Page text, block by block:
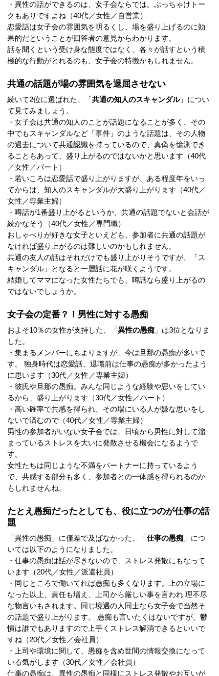
・異性の話ができるのは、女子会ならでは。ぶっちゃけトー
クもありですよね（40代／女性／自営業）
恋愛話は女子会の雰囲気を明るくし、場を盛り上げるのに効
果的だということが回答者の意見からわかります。
話を聞くという受け身な態度ではなく、各々が話すという積
極的な行動がとれるのも、女子会の特徴かもしれません。
共通の話題が場の雰囲気を退屈させない
続いて2位に選ばれた、「 共通の知人のスキャンダル」につい
て見てみましょう。
・女子会は共通の知人のことが話題になることが多く、その
中でもスキャンダルなど「事件」のような話題は、その人物
の過去について共通認識を持っているので、真偽を憶測でき
ることもあって、盛り上がるのではないかと思います（40代
／女性／パート）
・若いころは恋愛話で盛り上がりますが、ある程度年をいっ
てからは、知人のスキャンダルが大盛り上がります（40代／
女性／専業主婦）
・噂話が1番盛り上がるというか、共通の話題でないと会話が
続かなそう（40代／女性／専門職）
おしゃべりが好きな女子といえども、参加者に共通の話題が
なければ盛り上がるのは難しいのかもしれません。
共通の友人の話はそれだけでも盛り上がりそうですが、「ス
キャンダル」となると一層話に花が咲くようです。
結婚してママになった女性たちでも、噂話なら盛り上がるの
ではないでしょうか。
女子会の定番？！男性に対する愚痴
およそ10％の女性が支持した、「 異性の愚痴 」は3位となりま
した。
・集まるメンバーにもよりますが、今は旦那の愚痴が多いで
す。 独身時代は恋愛話、退職前は仕事の愚痴が多かったよう
に思います（30代／女性／専業主婦）
・彼氏や旦那の愚痴。みんな同じような経験や思いをしてい
るから、盛り上がります（30代／女性／パート）
・高い確率で共感を得られ、その場にいる人が嫌な思いをし
ないで済むので（40代／女性／専業主婦）
男性の参加者がいない女子会では、日頃から男性に対して溜
まっているストレスを大いに発散させる機会になるようで
す。
女性たちは同じような不満をパートナーに持っているよう
で、共感する部分も多く、参加者との一体感を得られるのか
もしれませんね。
たとえ愚痴だったとしても、役に立つのが仕事の話
題
「異性の愚痴」に僅差で及ばなかった、「 仕事の愚痴 」につ
いては以下のようになりました。
・仕事の愚痴は話が尽きないので、ストレス発散にもなって
います（20代／女性／派遣社員）
・同じところで働いてれば愚痴も多くなります。上の立場に
なった以上、責任も増え、上司から厳しい事を言われ 理不尽
な物言いもされます。同じ境遇の人同士なら女子会で当然そ
の話題で盛り上がります。 愚痴も言いたくはないですが、鬱
憤は誰でもありますので上手くストレス解消できるといいで
すね（20代／女性／会社員）
・上司や環境に関して、愚痴を含め世間の情報交換になって
いる気がします（30代／女性／会社員）
仕事の愚痴は、異性の愚痴と同様にストレス発散やお互いが